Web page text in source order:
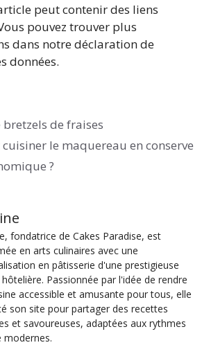
peut contenir des liens
pouvez trouver plus
dans notre déclaration de
données.
bretzels de fraises
le maquereau en conserve
?
fondatrice de Cakes Paradise, est
en arts culinaires avec une
en pâtisserie d'une prestigieuse
Passionnée par l'idée de rendre
accessible et amusante pour tous, elle
son site pour partager des recettes
et savoureuses, adaptées aux rythmes
modernes.